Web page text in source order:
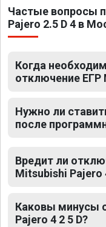
Частые вопросы
Pajero 2.5 D 4 в
Когда
отключение ЕГР
Нужно ли
после
Вредит ли
Mitsubishi Pajero
Каковы минусы
Pajero 4 2 5 D?